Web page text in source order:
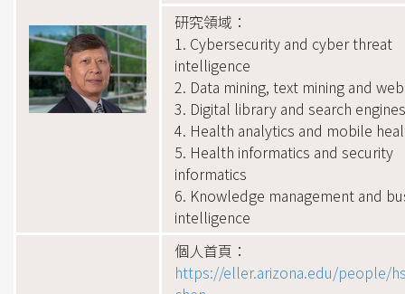
研究領域：
1. Cybersecurity and cyber threat
intelligence
2. Data mining, text mining and
3. Digital library and search engines
4. Health analytics and mobile
5. Health informatics and security
informatics
6. Knowledge management and
intelligence
個人首頁：
https://eller.arizona.edu/people/